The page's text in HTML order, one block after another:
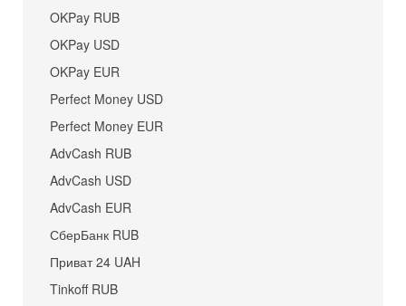
OKPay RUB
OKPay USD
OKPay EUR
Perfect Money USD
Perfect Money EUR
AdvCash RUB
AdvCash USD
AdvCash EUR
СберБанк RUB
Приват 24 UAH
Tinkoff RUB